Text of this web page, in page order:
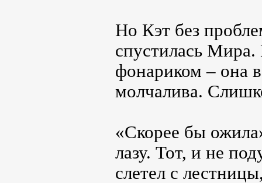
Но Кэт без
спустилась Мира.
фонариком – она
молчалива.
«Скорее бы
лазу. Тот, и не
слетел с